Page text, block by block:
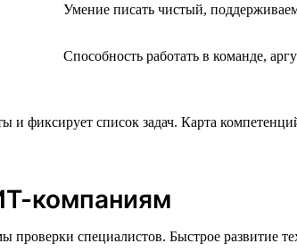
Умение писать чистый,
Способность работать в команде,
фиксирует список задач. Карта
компаниям
специалистов. Быстрое развитие